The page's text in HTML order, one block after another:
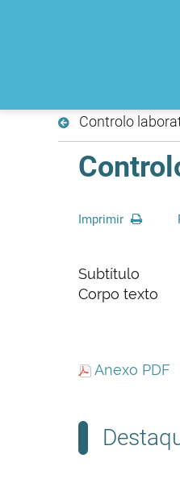
Controlo
Imprimir
Subtítulo
Corpo texto
Anexo PDF